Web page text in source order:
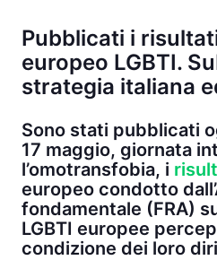
Pubblicati i
europeo LGBTI.
strategia italiana
Sono stati pubblicati
17 maggio, giornata
l’omotransfobia, i
europeo condotto
fondamentale (FRA)
LGBTI europee
condizione dei loro